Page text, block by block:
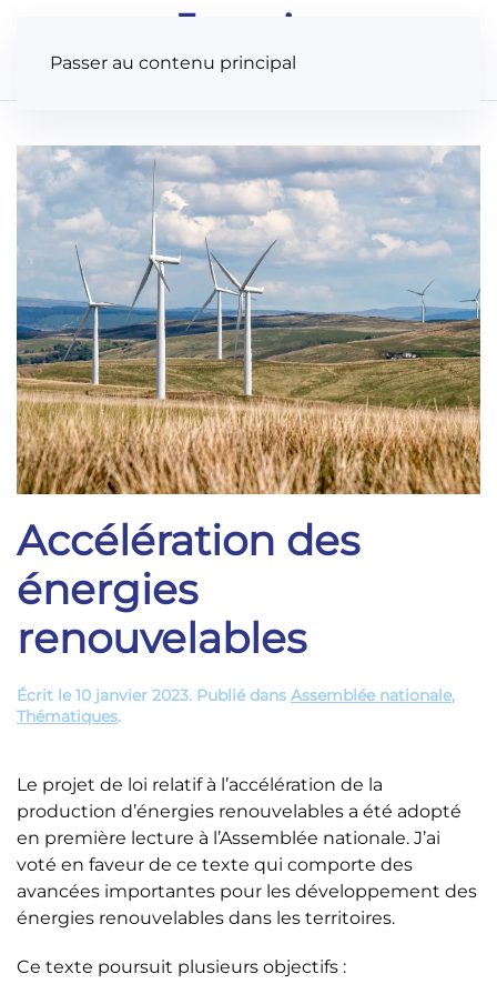
Passer au contenu principal
Accélération des
énergies
renouvelables
Écrit le10 janvier 2023. Publié dans Assemblée nationale,
Thématiques.
Le projet de loi relatif à l’accélération de la
production d’énergies renouvelables a été adopté
en première lecture à l’Assemblée nationale. J’ai
voté en faveur de ce texte qui comporte des
avancées importantes pour les développement des
énergies renouvelables dans les territoires.
Ce texte poursuit plusieurs objectifs :
Panneau de gestion des cookies